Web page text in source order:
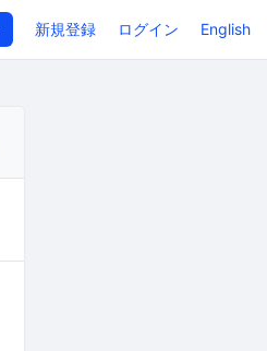
新規登録 ログイン English